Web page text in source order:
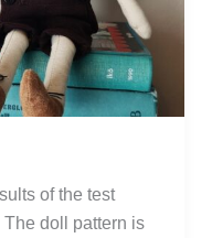
of the test
doll pattern is